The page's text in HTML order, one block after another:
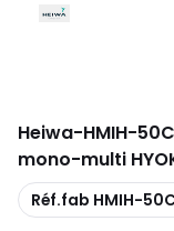
Heiwa-HMIH-
mono-multi
Copie
Réf.fab HMIH-